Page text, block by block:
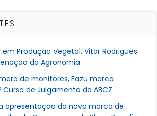
Produção Vegetal, Vitor Rodrigues
da Agronomia
de monitores, Fazu marca
de Julgamento da ABCZ
apresentação da nova marca de